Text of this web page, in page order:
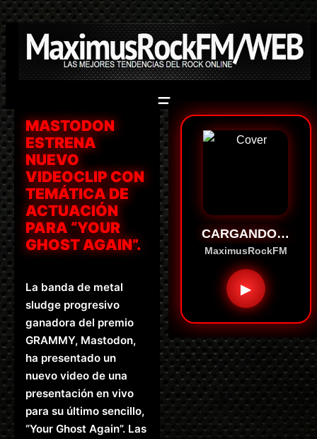
Saltar
al
contenido
MASTODON
ESTRENA
NUEVO
VIDEOCLIP CON
TEMÁTICA DE
ACTUACIÓN
PARA “YOUR
GHOST AGAIN”.
La banda de metal
sludge progresivo
ganadora del premio
GRAMMY, Mastodon,
ha presentado un
nuevo video de una
presentación en vivo
para su último sencillo,
“Your Ghost Again”. Las
CARGANDO…
MaximusRockFM
▶